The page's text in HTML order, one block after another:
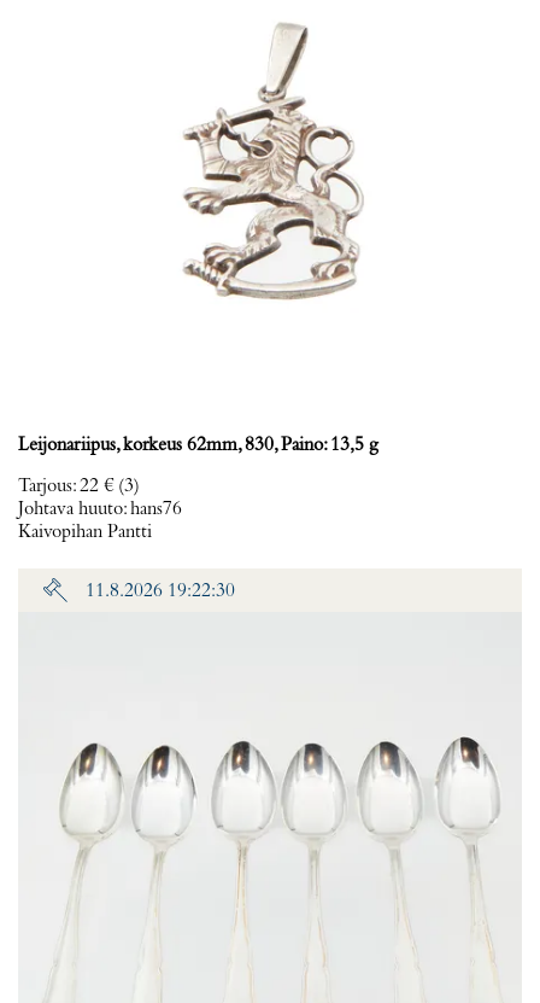
Leijonariipus, korkeus 62mm, 830, Paino: 13,5 g
Tarjous:22 € (3)
Johtava huuto:hans76
Kaivopihan Pantti
11.8.2026 19:22:30